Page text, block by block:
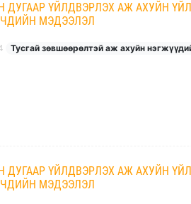
ДУГААР ҮЙЛДВЭРЛЭХ АЖ АХУЙН
МЭДЭЭЛЭЛ
Тусгай зөвшөөрөлтэй аж ахуйн
ДУГААР ҮЙЛДВЭРЛЭХ АЖ АХУЙН
МЭДЭЭЛЭЛ